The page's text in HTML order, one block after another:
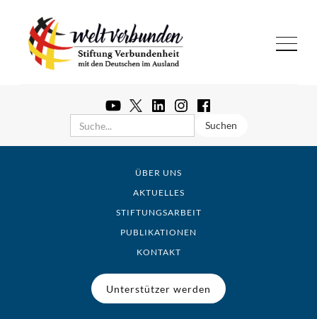
ÜBER UNS
AKTUELLES
STIFTUNGSARBEIT
PUBLIKATIONEN
KONTAKT
Unterstützer werden